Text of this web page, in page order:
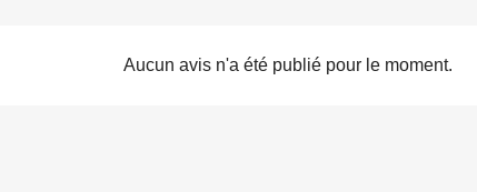
Aucun avis n'a été publié pour le moment.